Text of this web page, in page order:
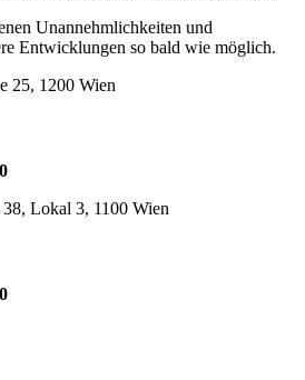
Unannehmlichkeiten und
Entwicklungen so bald wie möglich.
25, 1200 Wien
Lokal 3, 1100 Wien